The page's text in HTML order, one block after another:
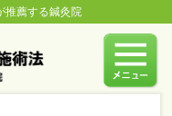
推薦する鍼灸院